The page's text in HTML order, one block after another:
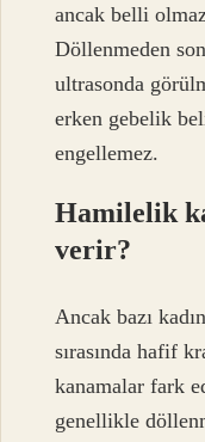
ancak belli
Döllenmeden
ultrasonda
erken gebelik
engellemez.
Hamilelik
verir?
Ancak bazı
sırasında hafif
kanamalar fark
genellikle